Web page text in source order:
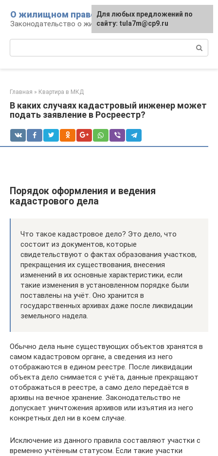
контенту
О жилищном праве
Законодательство о жилье и земле
Главная » Квартира в МКД
В каких случаях кадастровый инженер может
подать заявление в Росреестр?
Порядок оформления и ведения
кадастрового дела
Что такое кадастровое дело? Это дело, что
состоит из документов, которые
свидетельствуют о фактах образования участков,
прекращения их существования, внесения
изменений в их основные характеристики, если
такие изменения в установленном порядке были
поставлены на учёт. Оно хранится в
государственных архивах даже после ликвидации
земельного надела.
Обычно дела ныне существующих объектов хранятся в
самом кадастровом органе, а сведения из него
отображаются в едином реестре. После ликвидации
объекта дело снимается с учёта, данные прекращают
отображаться в реестре, а само дело передаётся в
архивы на вечное хранение. Законодательство не
допускает уничтожения архивов или изъятия из него
конкретных дел ни в коем случае.
Исключение из данного правила составляют участки с
временно учтённым статусом. Если такие участки
Для любых предложений по
сайту: tula7m@cp9.ru